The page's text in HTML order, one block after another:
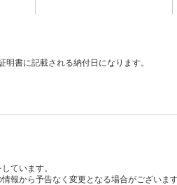
書に記載される納付日になります。
ています。
報から予告なく変更となる場合がございます